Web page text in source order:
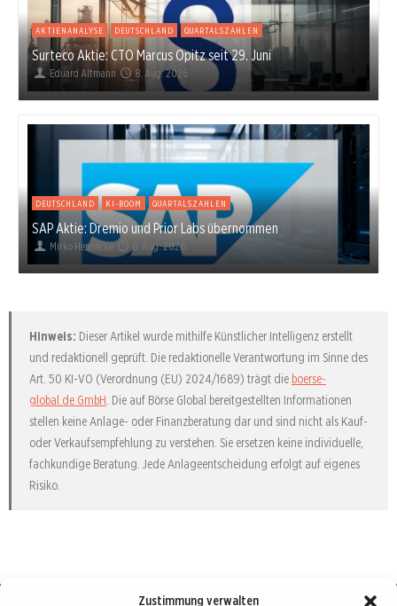
Zustimmung verwalten
AKTIENANALYSE DEUTSCHLAND QUARTALSZAHLEN
Surteco Aktie: CTO Marcus Opitz seit 29. Juni
Eduard Altmann 8. Aug. 2026
DEUTSCHLAND KI-BOOM QUARTALSZAHLEN
SAP Aktie: Dremio und Prior Labs übernommen
Mirko Hennecke 8. Aug. 2026
Hinweis: Dieser Artikel wurde mithilfe Künstlicher Intelligenz erstellt
und redaktionell geprüft. Die redaktionelle Verantwortung im Sinne des
Art. 50 KI-VO (Verordnung (EU) 2024/1689) trägt die boerse-
global.de GmbH. Die auf Börse Global bereitgestellten Informationen
stellen keine Anlage- oder Finanzberatung dar und sind nicht als Kauf-
oder Verkaufsempfehlung zu verstehen. Sie ersetzen keine individuelle,
fachkundige Beratung. Jede Anlageentscheidung erfolgt auf eigenes
Risiko.